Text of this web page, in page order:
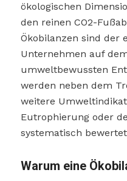
ökologischen
den reinen CO2-
Ökobilanzen sind der
Unternehmen auf
umweltbewussten
werden neben dem
weitere
Eutrophierung oder
systematisch
Warum eine